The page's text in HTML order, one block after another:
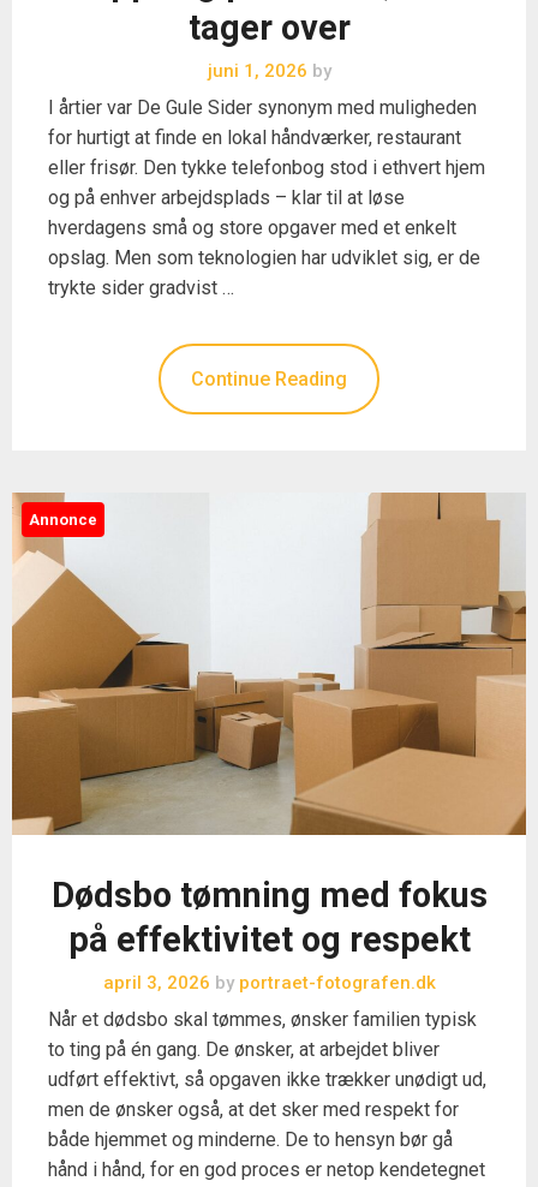
tager over
juni 1, 2026 by
I årtier var De Gule Sider synonym med muligheden
for hurtigt at finde en lokal håndværker, restaurant
eller frisør. Den tykke telefonbog stod i ethvert hjem
og på enhver arbejdsplads – klar til at løse
hverdagens små og store opgaver med et enkelt
opslag. Men som teknologien har udviklet sig, er de
trykte sider gradvist …
Continue Reading
Annonce
Dødsbo tømning med fokus
på effektivitet og respekt
april 3, 2026 byportraet-fotografen.dk
Når et dødsbo skal tømmes, ønsker familien typisk
to ting på én gang. De ønsker, at arbejdet bliver
udført effektivt, så opgaven ikke trækker unødigt ud,
men de ønsker også, at det sker med respekt for
både hjemmet og minderne. De to hensyn bør gå
hånd i hånd, for en god proces er netop kendetegnet